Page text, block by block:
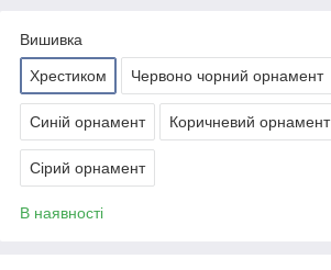
Вишивка
Хрестиком Червоно чорний орнамент
Синій орнамент Коричневий орнамент
Сірий орнамент
В наявності